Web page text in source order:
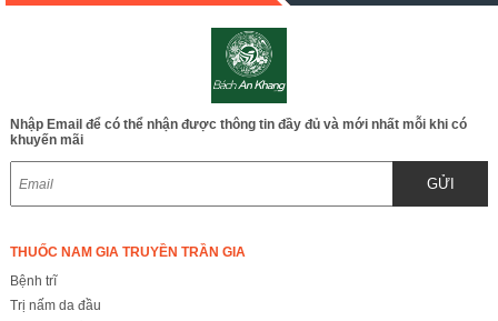
Nhập Email để có thể nhận được thông tin đầy đủ và mới nhất mỗi khi có
khuyến mãi
GỬI
THUỐC NAM GIA TRUYỀN TRẦN GIA
Bệnh trĩ
Trị nấm da đầu